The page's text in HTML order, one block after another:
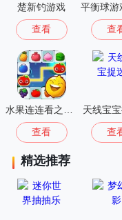
楚新钓游戏
查看 查
查看
天线宝
查
精选推荐